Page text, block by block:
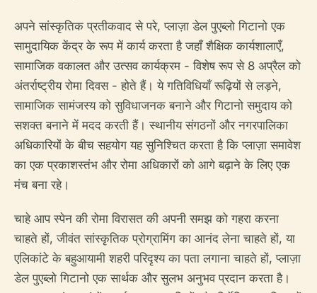
अपने सांस्कृतिक प्रतीकवाद से परे, प्लाज़ा डेल पुएब्लो गिटानो एक
सामुदायिक केंद्र के रूप में कार्य करता है जहाँ शैक्षिक कार्यशालाएँ,
सामाजिक वकालत और उत्सव कार्यक्रम - विशेष रूप से 8 अप्रैल को
अंतर्राष्ट्रीय रोमा दिवस - होते हैं। ये गतिविधियाँ रूढ़ियों से लड़ने,
सामाजिक सामंजस्य को सुविधाजनक बनाने और गिटानो समुदाय को
सशक्त बनाने में मदद करती हैं। स्थानीय संगठनों और नगरपालिका
अधिकारियों के बीच सहयोग यह सुनिश्चित करता है कि प्लाज़ा समावेश
का एक प्रकाशस्तंभ और रोमा अधिकारों को आगे बढ़ाने के लिए एक
मंच बना रहे।
चाहे आप स्पेन की रोमा विरासत की अपनी समझ को गहरा करना
चाहते हों, जीवंत सांस्कृतिक प्रोग्रामिंग का आनंद लेना चाहते हों, या
एलिकांटे के बहुआयामी शहरी परिदृश्य का पता लगाना चाहते हों, प्लाज़ा
डेल पुएब्लो गिटानो एक सार्थक और सुलभ अनुभव प्रदान करता है।